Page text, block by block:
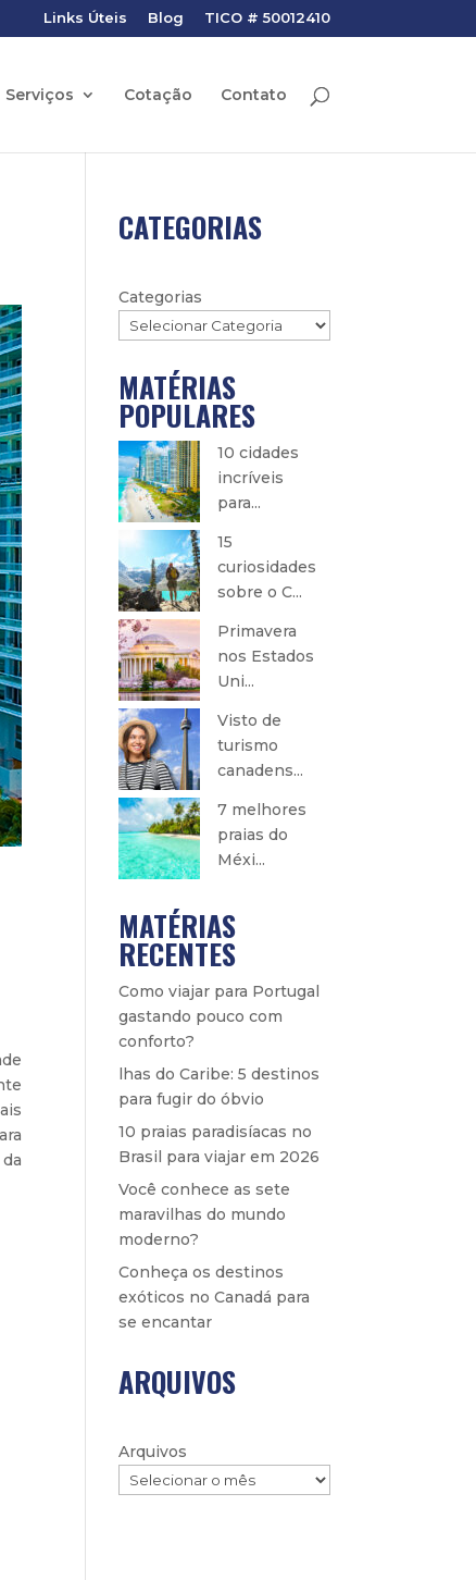
Links Úteis Blog TICO # 50012410
Serviços Cotação Contato
CATEGORIAS
Categorias
MATÉRIAS
POPULARES
10 cidades
incríveis
para...
15
curiosidades
sobre o C...
Primavera
nos Estados
Uni...
Visto de
turismo
canadens...
7 melhores
praias do
Méxi...
MATÉRIAS
RECENTES
Como viajar para Portugal
gastando pouco com
conforto?
lhas do Caribe: 5 destinos
para fugir do óbvio
10 praias paradisíacas no
Brasil para viajar em 2026
Você conhece as sete
maravilhas do mundo
moderno?
Conheça os destinos
exóticos no Canadá para
se encantar
ARQUIVOS
Arquivos